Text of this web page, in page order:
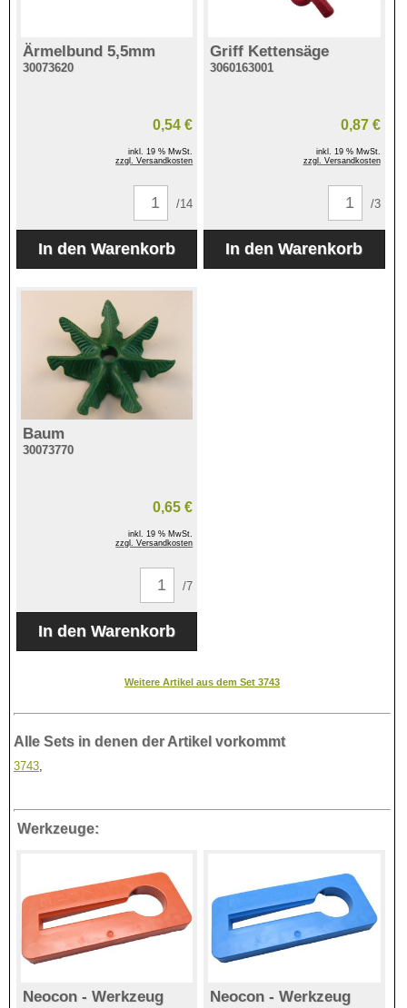
Ärmelbund 5,5mm
30073620
0,54 €
inkl. 19 % MwSt.
zzgl. Versandkosten
/14
Griff Kettensäge
3060163001
0,87 €
inkl. 19 % MwSt.
zzgl. Versandkosten
/3
Baum
30073770
0,65 €
inkl. 19 % MwSt.
zzgl. Versandkosten
/7
Weitere Artikel aus dem Set 3743
Alle Sets in denen der Artikel vorkommt
3743
Werkzeuge:
Neocon - Werkzeug
Neocon - Werkzeug